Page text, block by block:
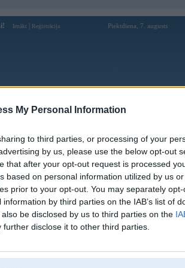
My Personal Information
to third parties, or processing of your
by us, please use the below opt-out
that after your opt-out request is processed
based on personal information utilized by us
prior to your opt-out. You may separately
by third parties on the IAB’s list of
be disclosed by us to third parties on the
further disclose it to other third parties.
Ienākt Reģistrācija Piektdiena, 7. augusts
Reģistrācija Lietotāji
DrumB profils
Pēdējo reizi manīts: 14. Jul 2022, 12:34
DrumB
Cēsis
BMW
[Pēdējie ziņojumi forumā]